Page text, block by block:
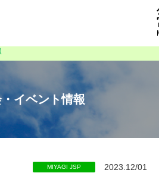
イベント情報
MIYAGI JSP 2023.12/01